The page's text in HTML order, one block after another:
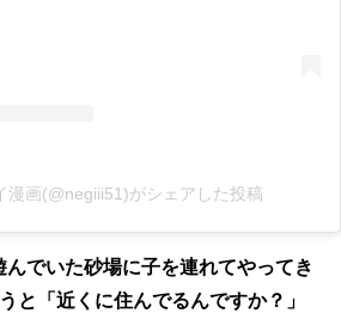
漫画(@negiii51)がシェアした投稿
んでいた砂場に子を連れてやってき
と「近くに住んでるんですか？」